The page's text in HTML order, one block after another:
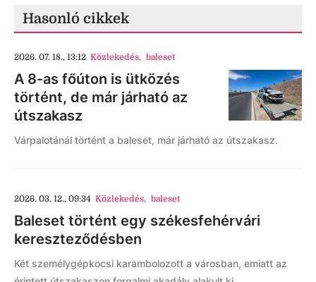
Hasonló cikkek
2026. 07. 18., 13:12 Közlekedés, baleset
A 8-as főúton is ütközés
történt, de már járható az
útszakasz
Várpalotánál történt a baleset, már járható az útszakasz.
2026. 03. 12., 09:34 Közlekedés, baleset
Baleset történt egy székesfehérvári
kereszteződésben
Két személygépkocsi karambolozott a városban, emiatt az